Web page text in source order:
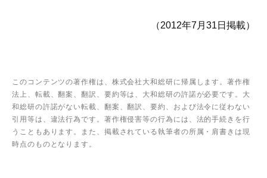
（2012年7月31日掲載）
このコンテンツの著作権は、株式会社大和総研に帰属します。著作権
法上、転載、翻案、翻訳、要約等は、大和総研の許諾が必要です。大
和総研の許諾がない転載、翻案、翻訳、要約、および法令に従わない
引用等は、違法行為です。著作権侵害等の行為には、法的手続きを行
うこともあります。また、掲載されている執筆者の所属・肩書きは現
時点のものとなります。